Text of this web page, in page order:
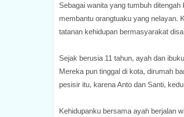
Sebagai wanita yang tumbuh
membantu orangtuaku yang nelayan.
tatanan kehidupan bermasyarakat
Sejak berusia 11 tahun, ayah dan
Mereka pun tinggal di kota, dirumah
pesisir itu, karena Anto dan Santi,
Kehidupanku bersama ayah berjalan